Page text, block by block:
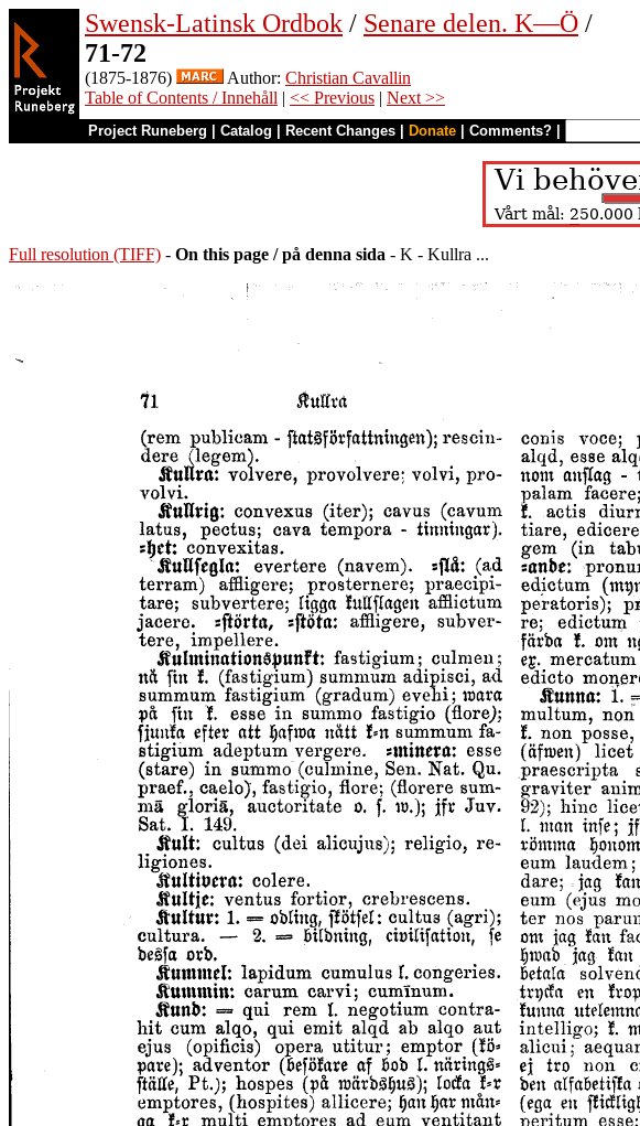
Swensk-Latinsk Ordbok / Senare delen. K—Ö /
71-72
(1875-1876) Author: Christian Cavallin
Table of Contents / Innehåll | << Previous | Next >>
Project Runeberg Catalog Recent Changes Donate Comments?
Full resolution (TIFF) - On this page / på denna sida - K - Kullra ...